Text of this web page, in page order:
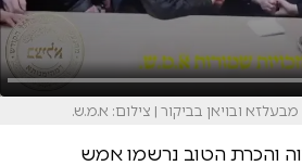
ובויאן בביקור | צילום: א.מ.ש.
והכרת הטוב נרשמו אמש